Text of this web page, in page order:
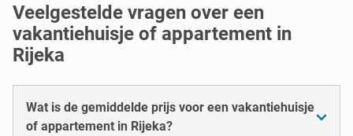
Veelgestelde vragen over een
vakantiehuisje of appartement in
Rijeka
Wat is de gemiddelde prijs voor een vakantiehuisje
of appartement in Rijeka?